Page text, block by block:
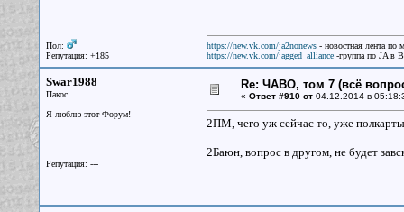
Пол:
Репутация: +185
https://new.vk.com/ja2nonews- новостная лента по
https://new.vk.com/jagged_alliance-группа по JA в
Swar1988
Пакос
Я люблю этот Форум!
Репутация: ---
Re: ЧАВО, том 7 (всё
« Ответ #910 от04.12.2014 в
2ПМ, чего уж сейчас то, уже полкарты
2Баюн, вопрос в другом, не будет